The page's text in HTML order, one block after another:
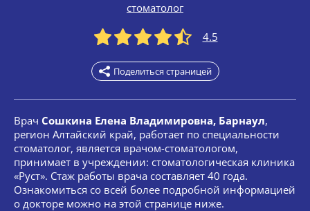
стоматолог
4.5
Поделиться страницей
Врач Сошкина Елена Владимировна, Барнаул,
регион Алтайский край, работает по специальности
стоматолог, является врачом-стоматологом,
принимает в учреждении: стоматологическая клиника
«Руст». Стаж работы врача составляет 40 года.
Ознакомиться со всей более подробной информацией
о докторе можно на этой странице ниже.